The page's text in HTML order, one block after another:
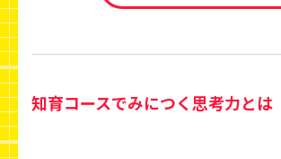
知育コースでみにつく思考力とは